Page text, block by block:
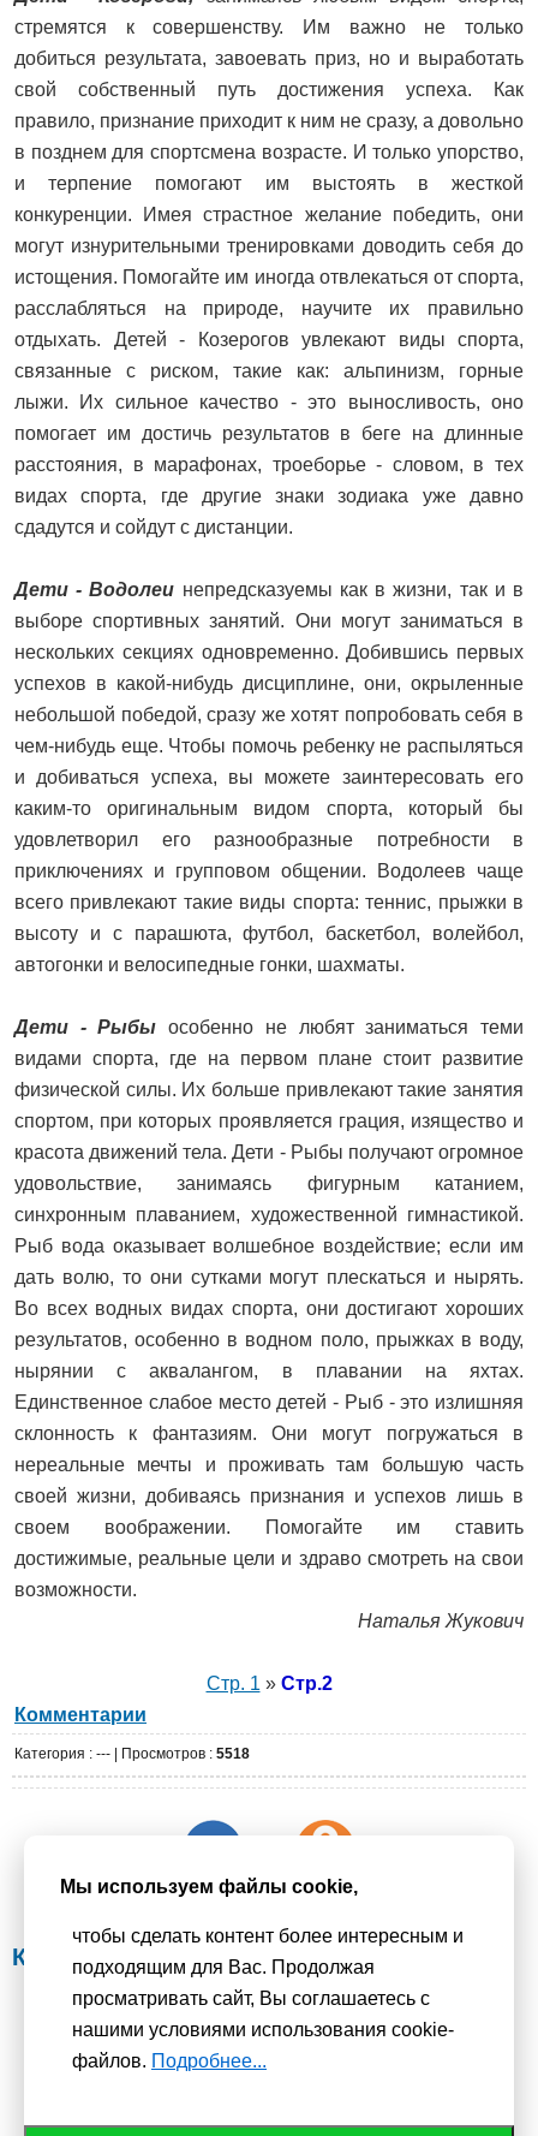
стремятся к совершенству. Им важно не только
добиться результата, завоевать приз, но и выработать
свой собственный путь достижения успеха. Как
правило, признание приходит к ним не сразу, а довольно
в позднем для спортсмена возрасте. И только упорство,
и терпение помогают им выстоять в жесткой
конкуренции. Имея страстное желание победить, они
могут изнурительными тренировками доводить себя до
истощения. Помогайте им иногда отвлекаться от спорта,
расслабляться на природе, научите их правильно
отдыхать. Детей - Козерогов увлекают виды спорта,
связанные с риском, такие как: альпинизм, горные
лыжи. Их сильное качество - это выносливость, оно
помогает им достичь результатов в беге на длинные
расстояния, в марафонах, троеборье - словом, в тех
видах спорта, где другие знаки зодиака уже давно
сдадутся и сойдут с дистанции.
Дети - Водолеи непредсказуемы как в жизни, так и в
выборе спортивных занятий. Они могут заниматься в
нескольких секциях одновременно. Добившись первых
успехов в какой-нибудь дисциплине, они, окрыленные
небольшой победой, сразу же хотят попробовать себя в
чем-нибудь еще. Чтобы помочь ребенку не распыляться
и добиваться успеха, вы можете заинтересовать его
каким-то оригинальным видом спорта, который бы
удовлетворил его разнообразные потребности в
приключениях и групповом общении. Водолеев чаще
всего привлекают такие виды спорта: теннис, прыжки в
высоту и с парашюта, футбол, баскетбол, волейбол,
автогонки и велосипедные гонки, шахматы.
Дети - Рыбы особенно не любят заниматься теми
видами спорта, где на первом плане стоит развитие
физической силы. Их больше привлекают такие занятия
спортом, при которых проявляется грация, изящество и
красота движений тела. Дети - Рыбы получают огромное
удовольствие, занимаясь фигурным катанием,
синхронным плаванием, художественной гимнастикой.
Рыб вода оказывает волшебное воздействие; если им
дать волю, то они сутками могут плескаться и нырять.
Во всех водных видах спорта, они достигают хороших
результатов, особенно в водном поло, прыжках в воду,
нырянии с аквалангом, в плавании на яхтах.
Единственное слабое место детей - Рыб - это излишняя
склонность к фантазиям. Они могут погружаться в
нереальные мечты и проживать там большую часть
своей жизни, добиваясь признания и успехов лишь в
своем воображении. Помогайте им ставить
достижимые, реальные цели и здраво смотреть на свои
возможности.
Наталья Жукович
Стр. 1» Стр.2
Комментарии
Категория : --- | Просмотров : 5518
Комментарии:
Мы используем файлы cookie,
чтобы сделать контент более интересным и
подходящим для Вас. Продолжая
просматривать сайт, Вы соглашаетесь с
нашими условиями использования cookie-
файлов. Подробнее...